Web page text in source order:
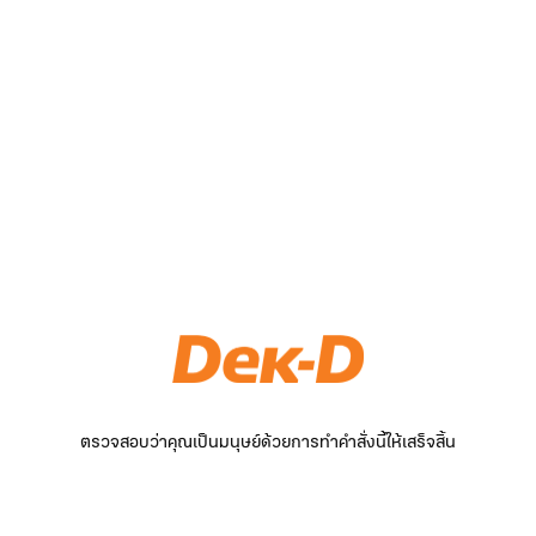
ตรวจสอบว่าคุณเป็นมนุษย์ด้วยการทำคำสั่งนี้ให้เสร็จสิ้น